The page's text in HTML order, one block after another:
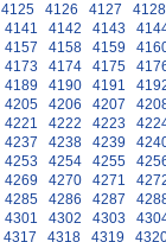
4125 4126 4127
4128
4141 4142 4143
4157 4158 4159
4173 4174 4175
4189 4190 4191
4205 4206 4207
4221 4222 4223
4237 4238 4239
4253 4254 4255
4269 4270 4271
4285 4286 4287
4301 4302 4303
4317 4318 4319